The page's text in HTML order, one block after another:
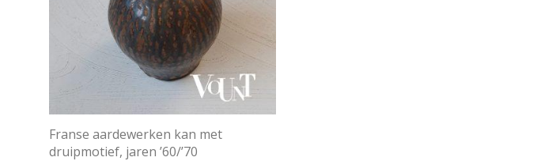
Franse aardewerken kan met
druipmotief, jaren ’60/’70